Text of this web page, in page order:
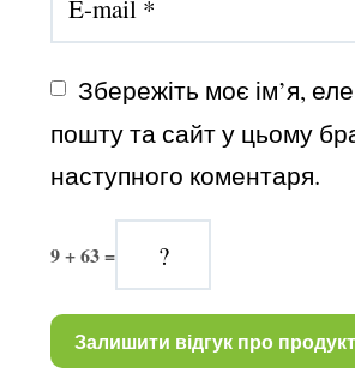
Збережіть моє ім’я,
пошту та сайт у цьому
наступного коментаря.
9 + 63 =